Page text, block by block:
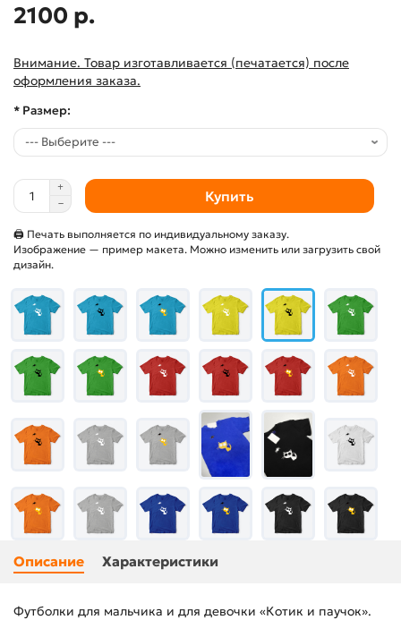
2100 р.
Внимание. Товар изготавливается (печатается) после
оформления заказа.
* Размер:
Купить
🖨 Печать выполняется по индивидуальному заказу.
Изображение — пример макета. Можно изменить или загрузить свой
дизайн.
Описание Характеристики
Футболки для мальчика и для девочки «Котик и паучок».